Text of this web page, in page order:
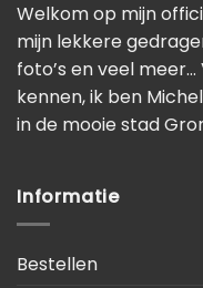
Welkom op mijn
mijn lekkere
foto’s en veel
kennen, ik ben
in de mooie stad
Informatie
Bestellen